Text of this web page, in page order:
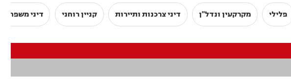
פלילי מקרקעין ונדל"ן דיני צרכנות ותיירות קניין רוחני דיני משפחה